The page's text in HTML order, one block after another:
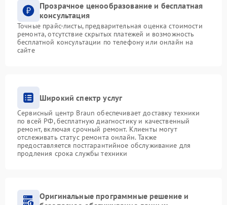
Прозрачное ценообразование и бесплатная
консультация
Точные прайс-листы, предварительная оценка стоимости
ремонта, отсутствие скрытых платежей и возможность
бесплатной консультации по телефону или онлайн на
сайте
Широкий спектр услуг
Сервисный центр Braun обеспечивает доставку техники
по всей РФ, бесплатную диагностику и качественный
ремонт, включая срочный ремонт. Клиенты могут
отслеживать статус ремонта онлайн. Также
предоставляется постгарантийное обслуживание для
продления срока службы техники
Оригинальные программные решение и